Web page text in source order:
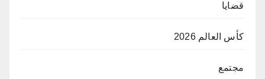
قضايا
كأس العالم 2026
مجتمع